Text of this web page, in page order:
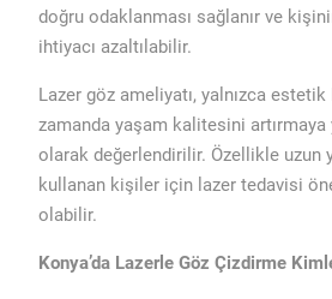
doğru odaklanması sağlanır ve
ihtiyacı azaltılabilir.
Lazer göz ameliyatı, yalnızca
zamanda yaşam kalitesini
olarak değerlendirilir. Özellikle uzun
kullanan kişiler için lazer tedavisi
olabilir.
Konya’da Lazerle Göz Çizdirme